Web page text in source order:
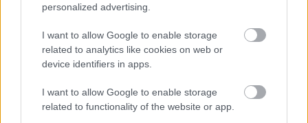
personalized advertising.
I want to allow Google to enable storage
related to analytics like cookies on web or
device identifiers in apps.
I want to allow Google to enable storage
related to functionality of the website or app.